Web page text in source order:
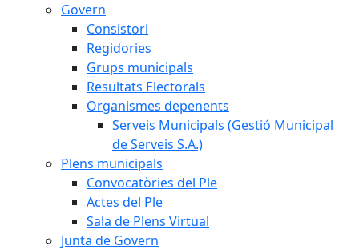
Govern
Consistori
Regidories
Grups municipals
Resultats Electorals
Organismes depenents
Serveis Municipals (Gestió Municipal
de Serveis S.A.)
Plens municipals
Convocatòries del Ple
Actes del Ple
Sala de Plens Virtual
Junta de Govern